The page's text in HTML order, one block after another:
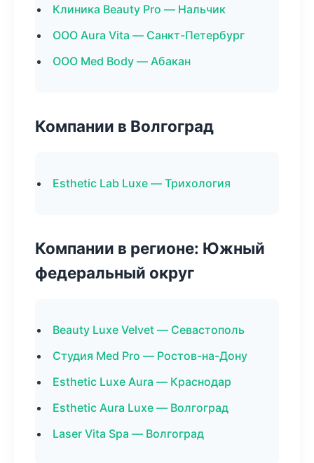
Клиника Beauty Pro — Нальчик
ООО Aura Vita — Санкт-Петербург
ООО Med Body — Абакан
Компании в Волгоград
Esthetic Lab Luxe — Трихология
Компании в регионе: Южный
федеральный округ
Beauty Luxe Velvet — Севастополь
Студия Med Pro — Ростов-на-Дону
Esthetic Luxe Aura — Краснодар
Esthetic Aura Luxe — Волгоград
Laser Vita Spa — Волгоград